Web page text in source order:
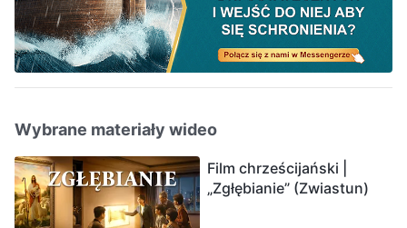
Wybrane materiały wideo
Film chrześcijański |
„Zgłębianie” (Zwiastun)